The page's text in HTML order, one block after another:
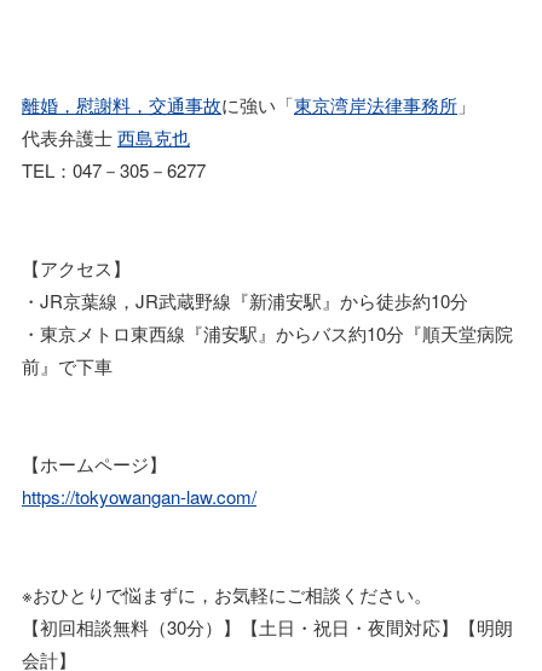
離婚，慰謝料，交通事故に強い「東京湾岸法律事務所 」
代表弁護士西島克也
TEL：047－305－6277
【アクセス】
・JR京葉線，JR武蔵野線『新浦安駅』から徒歩約10分
・東京メトロ東西線『浦安駅』からバス約10分『順天堂病院
前』で下車
【ホームページ】
https://tokyowangan-law.com/
※おひとりで悩まずに，お気軽にご相談ください。
【初回相談無料（30分）】【土日・祝日・夜間対応】【明朗
会計】